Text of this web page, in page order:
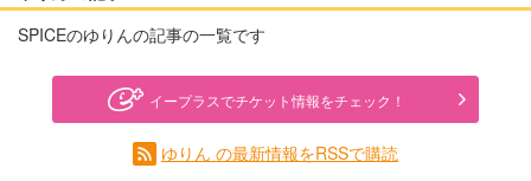
SPICEのゆりんの記事の一覧です
イープラスでチケット情報をチェック！
ゆりん の最新情報をRSSで購読